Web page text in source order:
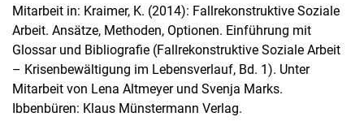
Mitarbeit in: Kraimer, K. (2014): Fallrekonstruktive Soziale
Arbeit. Ansätze, Methoden, Optionen. Einführung mit
Glossar und Bibliografie (Fallrekonstruktive Soziale Arbeit
– Krisenbewältigung im Lebensverlauf, Bd. 1). Unter
Mitarbeit von Lena Altmeyer und Svenja Marks.
Ibbenbüren: Klaus Münstermann Verlag.